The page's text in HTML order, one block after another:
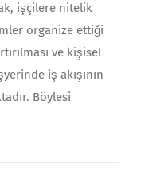
işçilere nitelik
organize ettiği
ve kişisel
iş akışının
Böylesi